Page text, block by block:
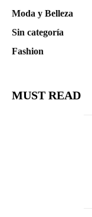
Moda y Belleza
Sin categoría
Fashion
MUST READ